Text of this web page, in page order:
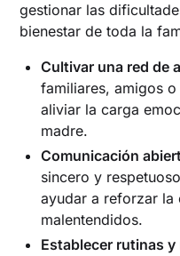
gestionar las
bienestar de toda la
Cultivar una red de
familiares, amigos
aliviar la carga
madre.
Comunicación
sincero y
ayudar a reforzar la
malentendidos.
Establecer rutinas y